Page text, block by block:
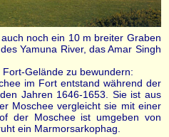
noch ein 10 m breiter Graben
Yamuna River, das Amar Singh
Gelände zu bewundern:
im Fort entstand während der
Jahren 1646-1653. Sie ist aus
Moschee vergleicht sie mit einer
der Moschee ist umgeben von
ein Marmorsarkophag.